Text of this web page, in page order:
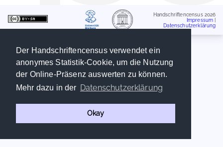
Der Handschriftencensus verwendet ein
anonymes Statistik-Cookie, um die Nutzung
der Online-Präsenz auswerten zu können.
Mehr dazu in der Datenschutzerklärung
Okay
Handschriftencensus 2026
Impressum
Datenschutzerklärung